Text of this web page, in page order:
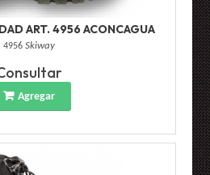
ART. 4956 ACONCAGUA
4956 Skiway
Agregar